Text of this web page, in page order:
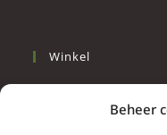
Beheer
Winkel